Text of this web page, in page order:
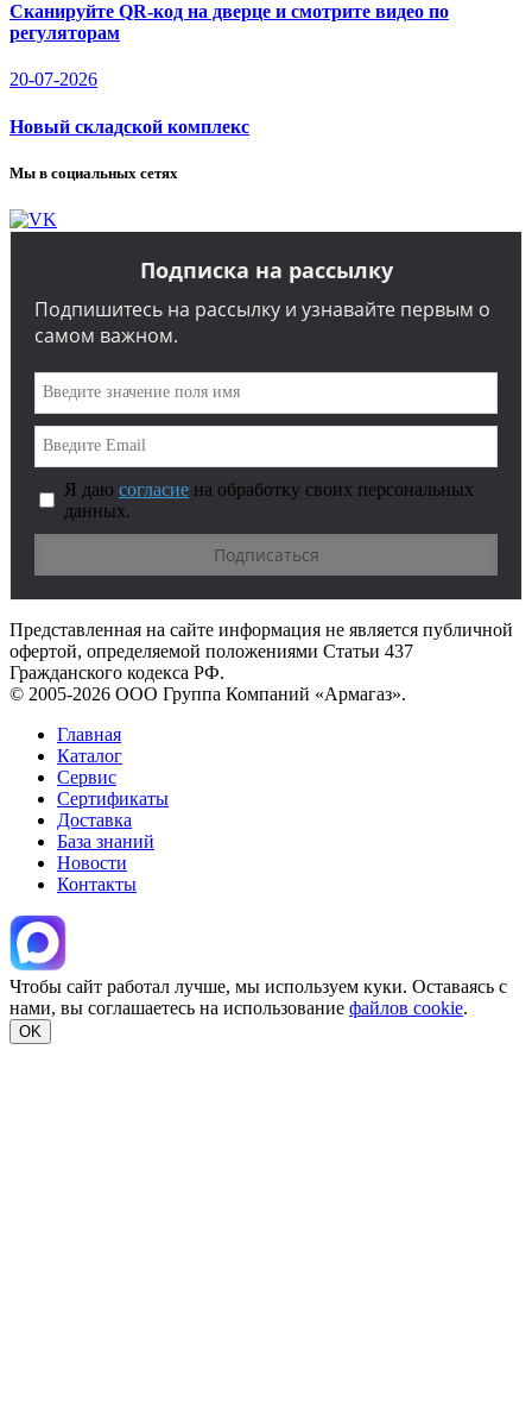
Сканируйте QR-код на дверце и смотрите видео по
регуляторам
20-07-2026
Новый складской комплекс
Мы в социальных сетях
Подписка на рассылку
Подпишитесь на рассылку и узнавайте первым о
самом важном.
Я даю согласие на обработку своих персональных
данных.
Представленная на сайте информация не является публичной
офертой, определяемой положениями Статьи 437
Гражданского кодекса РФ.
© 2005-2026 ООО Группа Компаний «Армагаз».
Главная
Каталог
Сервис
Сертификаты
Доставка
База знаний
Новости
Контакты
Чтобы сайт работал лучше, мы используем куки. Оставаясь с
нами, вы соглашаетесь на использование файлов cookie.
OK